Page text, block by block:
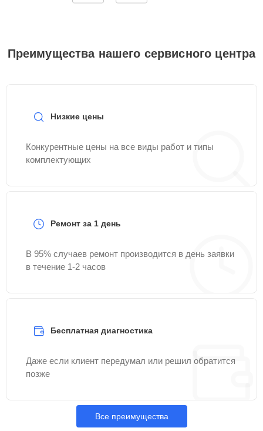
Преимущества нашего сервисного центра
Низкие цены
Конкурентные цены на все виды работ и типы
комплектующих
Ремонт за 1 день
В 95% случаев ремонт производится в день заявки
в течение 1-2 часов
Бесплатная диагностика
Даже если клиент передумал или решил обратится
позже
Все преимущества